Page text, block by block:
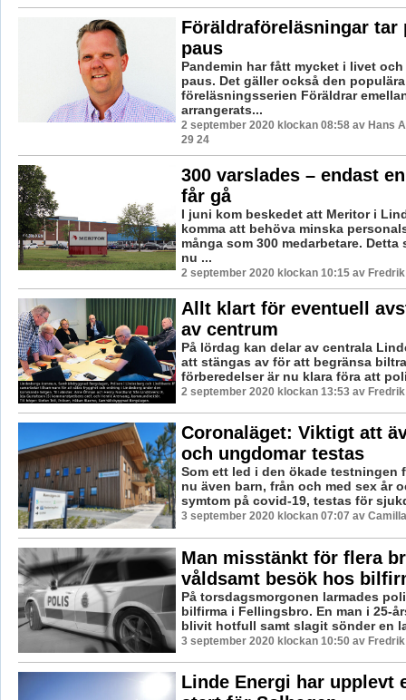
Föräldraföreläsningar tar
paus
Pandemin har fått mycket i livet
paus. Det gäller också den populära
föreläsningsserien Föräldrar
arrangerats...
2 september 2020 klockan 08:58 av Hans
29 24
300 varslades – endast
får gå
I juni kom beskedet att Meritor i
komma att behöva minska
många som 300 medarbetare. Detta
nu ...
2 september 2020 klockan 10:15 av
Allt klart för eventuell
av centrum
På lördag kan delar av centrala
att stängas av för att begränsa
förberedelser är nu klara föra att
2 september 2020 klockan 13:53 av
Coronaläget: Viktigt att
och ungdomar testas
Som ett led i den ökade testningen
nu även barn, från och med sex år
symtom på covid-19, testas för
3 september 2020 klockan 07:07 av
Man misstänkt för flera
våldsamt besök hos
På torsdagsmorgonen larmades
bilfirma i Fellingsbro. En man i 25-
blivit hotfull samt slagit sönder en
3 september 2020 klockan 10:50 av
Linde Energi har upplevt